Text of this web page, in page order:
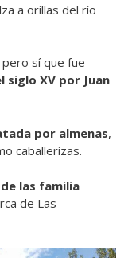
a orillas del río
sí que fue
siglo XV por Juan
por almenas,
caballerizas.
las familia
de Las